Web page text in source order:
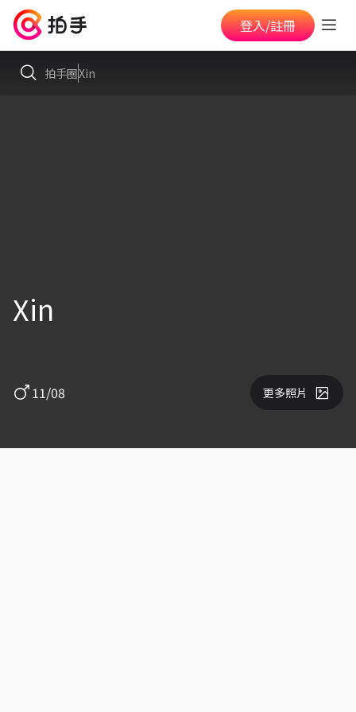
登入/註冊
拍手圈Xin
Xin
11/08 更多照片